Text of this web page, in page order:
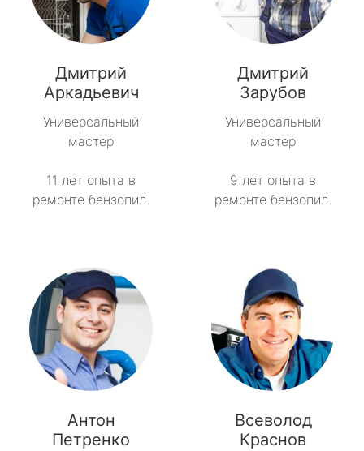
Дмитрий
Аркадьевич
Универсальный
мастер
11 лет опыта в
ремонте бензопил.
Дмитрий
Зарубов
Универсальный
мастер
9 лет опыта в
ремонте бензопил.
Антон
Петренко
Всеволод
Краснов